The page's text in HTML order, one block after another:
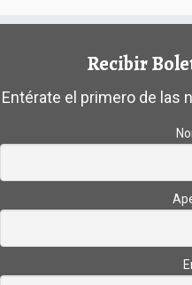
Recibir
Entérate el primero de las